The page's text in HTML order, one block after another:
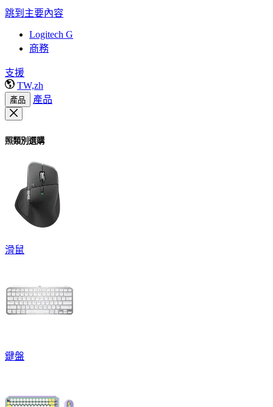
跳到主要內容
Logitech G
商務
支援
TW,zh
產品 產品
照類別選購
滑鼠
鍵盤